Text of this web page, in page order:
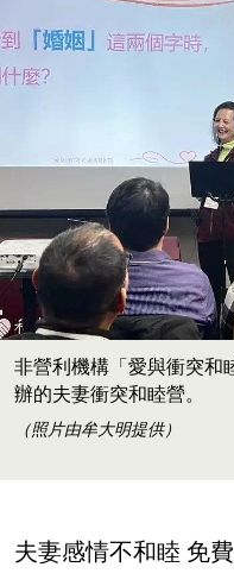
非營利機構「愛與衝突和
辦的夫妻衝突和睦營。
（照片由牟大明提供）
夫妻感情不和睦 免